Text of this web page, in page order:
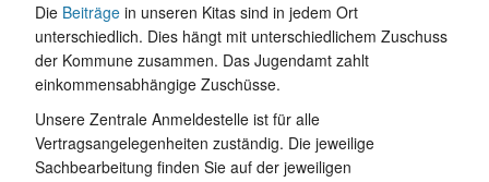
Die Beiträge in unseren Kitas sind in jedem Ort
unterschiedlich. Dies hängt mit unterschiedlichem Zuschuss
der Kommune zusammen. Das Jugendamt zahlt
einkommensabhängige Zuschüsse.
Unsere Zentrale Anmeldestelle ist für alle
Vertragsangelegenheiten zuständig. Die jeweilige
Sachbearbeitung finden Sie auf der jeweiligen